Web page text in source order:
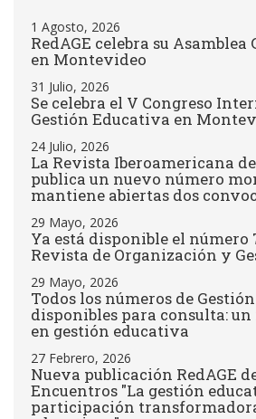
1 Agosto, 2026
RedAGE celebra su
en Montevideo
31 Julio, 2026
Se celebra el V Congreso
Gestión Educativa en
24 Julio, 2026
La Revista Iberoamericana
publica un nuevo número
mantiene abiertas dos
29 Mayo, 2026
Ya está disponible el número
Revista de Organización y
29 Mayo, 2026
Todos los números de
disponibles para consulta:
en gestión educativa
27 Febrero, 2026
Nueva publicación RedAGE
Encuentros "La gestión
participación